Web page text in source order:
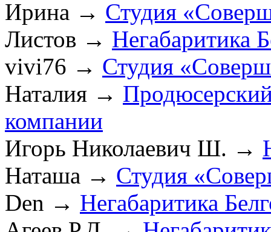
Ирина → Студия
Листов → Негабаритика
vivi76 → Студия
Наталия →
компании
Игорь Николаевич Ш. →
Наташа → Студия
Den → Негабаритика